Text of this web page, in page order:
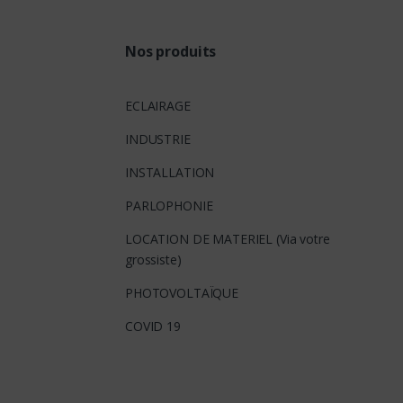
Nos produits
ECLAIRAGE
INDUSTRIE
INSTALLATION
PARLOPHONIE
LOCATION DE MATERIEL (Via votre
grossiste)
PHOTOVOLTAÏQUE
COVID 19